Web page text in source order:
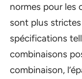
normes pour les
sont plus
spécifications
combinaisons
combinaison,